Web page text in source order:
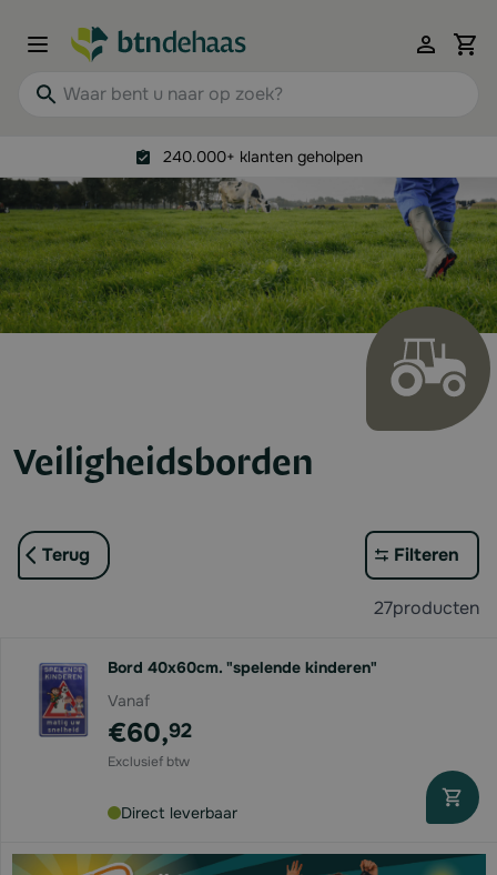
Waar bent u naar op zoek?
240.000+ klanten geholpen
Veiligheidsborden
Terug Filteren
27producten
Bord 40x60cm. "spelende kinderen"
Vanaf
€60,92
Direct leverbaar